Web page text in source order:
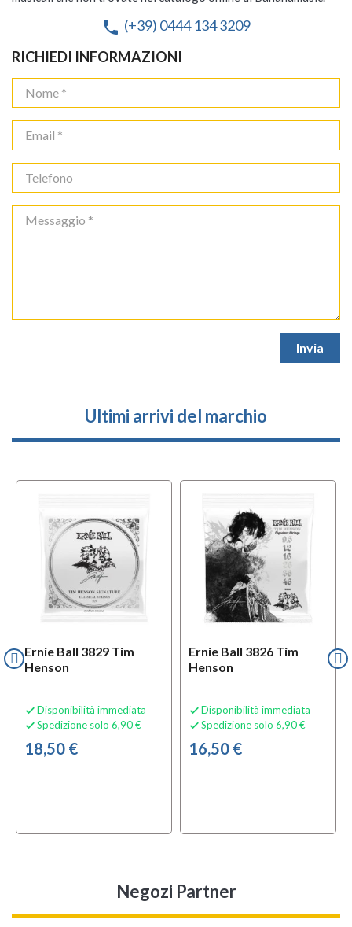
phone (+39) 0444 134 3209
RICHIEDI INFORMAZIONI
Ultimi arrivi del marchio
Ernie Ball 3829 Tim
Henson
 Disponibilità immediata
 Spedizione solo 6,90 €
18,50 €
Ernie Ball 3826 Tim
Henson
 Disponibilità immediata
 Spedizione solo 6,90 €
16,50 €
Negozi Partner